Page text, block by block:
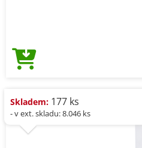
Skladem: 177 ks
- v ext. skladu: 8.046 ks